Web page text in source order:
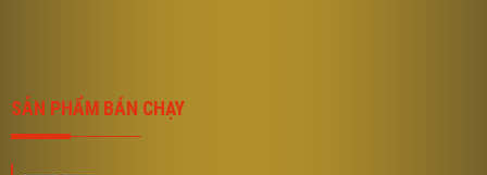
SẢN PHẨM BÁN CHẠY